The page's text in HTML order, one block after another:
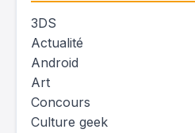
3DS
Actualité
Android
Art
Concours
Culture geek